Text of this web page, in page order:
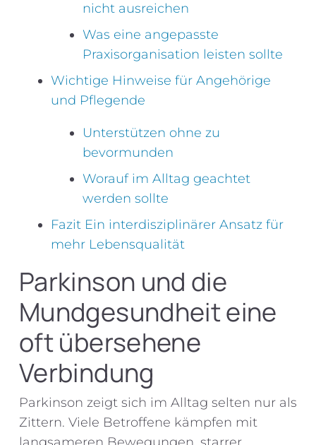
nicht ausreichen
Was eine angepasste
Praxisorganisation leisten sollte
Wichtige Hinweise für Angehörige
und Pflegende
Unterstützen ohne zu
bevormunden
Worauf im Alltag geachtet
werden sollte
Fazit Ein interdisziplinärer Ansatz für
mehr Lebensqualität
Parkinson und die
Mundgesundheit eine
oft übersehene
Verbindung
Parkinson zeigt sich im Alltag selten nur als
Zittern. Viele Betroffene kämpfen mit